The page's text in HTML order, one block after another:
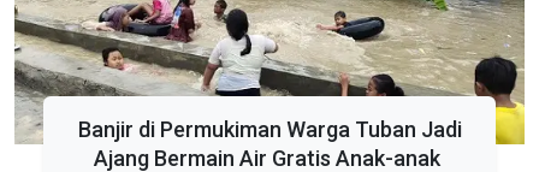
Banjir di Permukiman Warga Tuban Jadi
Ajang Bermain Air Gratis Anak-anak